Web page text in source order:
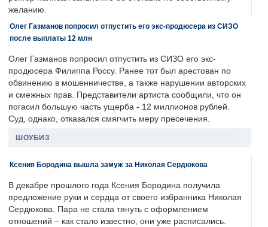
желанию.
Олег Газманов попросил отпустить его экс-продюсера из СИЗО
после выплаты 12 млн
Олег Газманов попросил отпустить из СИЗО его экс-
продюсера Филиппа Россу. Ранее тот был арестован по
обвинению в мошенничестве, а также нарушении авторских
и смежных прав. Представители артиста сообщили, что он
погасил большую часть ущерба - 12 миллионов рублей.
Суд, однако, отказался смягчить меру пресечения.
ШОУБИЗ
Ксения Бородина вышла замуж за Николая Сердюкова
В декабре прошлого года Ксения Бородина получила
предложение руки и сердца от своего избранника Николая
Сердюкова. Пара не стала тянуть с оформлением
отношений – как стало известно, они уже расписались.